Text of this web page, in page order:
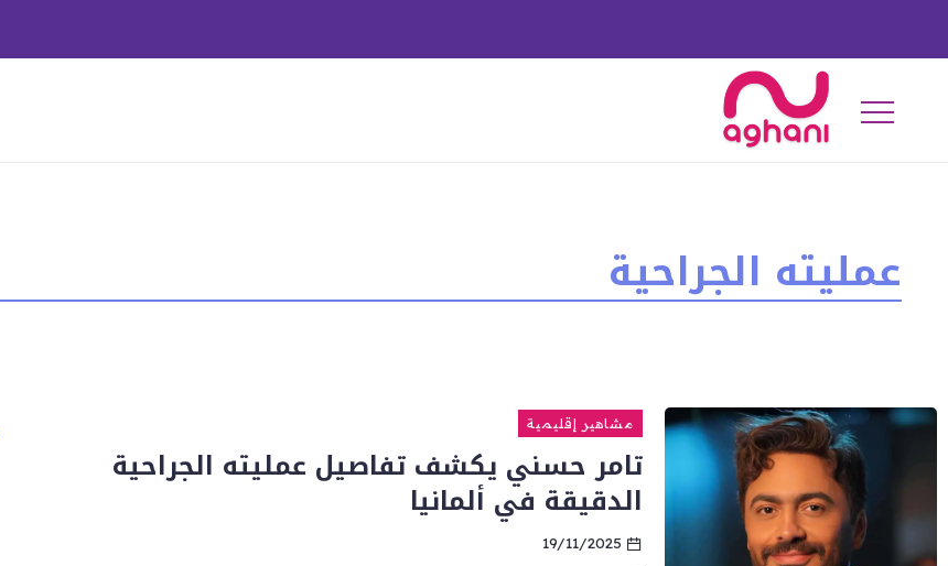
عمليته الجراحية
مشاهير إقليمية
تامر حسني يكشف تفاصيل عمليته الجراحية
الدقيقة في ألمانيا
19/11/2025